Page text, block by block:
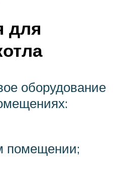
для
оборудование
помещении;